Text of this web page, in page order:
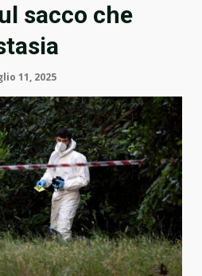
sacco che
11, 2025